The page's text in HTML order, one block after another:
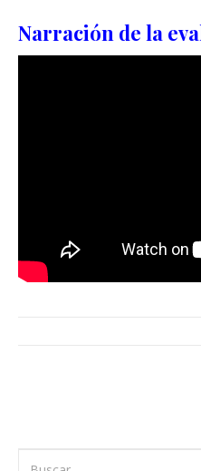
Narración de la